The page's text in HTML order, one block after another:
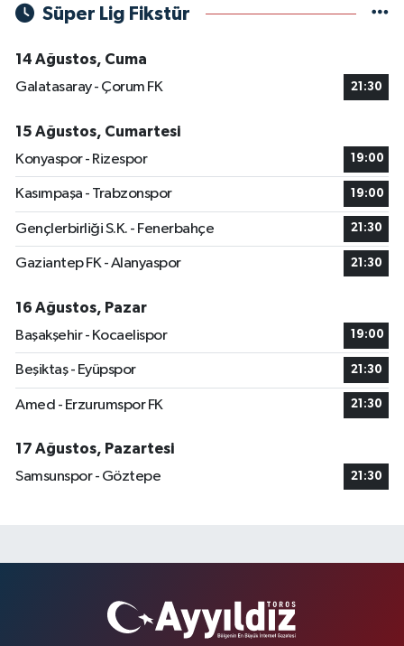
Süper Lig Fikstür
14 Ağustos, Cuma
Galatasaray - Çorum FK
21:30
15 Ağustos, Cumartesi
Konyaspor - Rizespor
19:00
Kasımpaşa - Trabzonspor 19:00
Gençlerbirliği S.K. - Fenerbahçe 21:30
Gaziantep FK - Alanyaspor 21:30
16 Ağustos, Pazar
Başakşehir - Kocaelispor
19:00
Beşiktaş - Eyüpspor 21:30
Amed - Erzurumspor FK 21:30
17 Ağustos, Pazartesi
Samsunspor - Göztepe
21:30